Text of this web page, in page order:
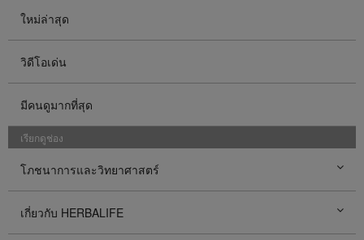
ใหม่ล่าสุด
วิดีโอเด่น
มีคนดูมากที่สุด
เรียกดูช่อง
โภชนาการและวิทยาศาสตร์
เกี่ยวกับ HERBALIFE